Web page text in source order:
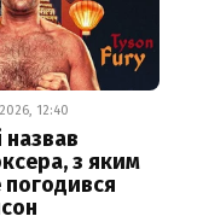
12:40
з яким
погодився